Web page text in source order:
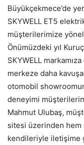
Büyükçekmece’de
SKYWELL ET5
müşterilerimize
Önümüzdeki yıl
SKYWELL
merkeze daha
otomobil
deneyimi
Mahmut Ulubaş,
sitesi üzerinden hem
kendileriyle iletişime